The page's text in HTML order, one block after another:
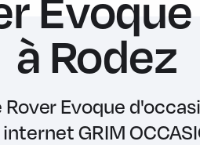
à Rodez
Evoque
GRIM